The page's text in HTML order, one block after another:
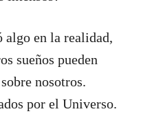
algo en la realidad,
sueños pueden
nosotros.
por el Universo.